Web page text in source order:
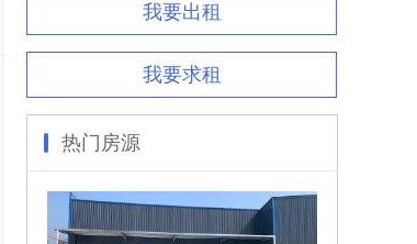
我要出租
我要求租
热门房源